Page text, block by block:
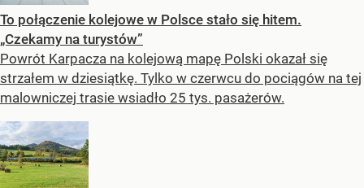
To połączenie kolejowe w Polsce stało się hitem.
„Czekamy na turystów”
Powrót Karpacza na kolejową mapę Polski okazał się
strzałem w dziesiątkę. Tylko w czerwcu do pociągów na tej
malowniczej trasie wsiadło 25 tys. pasażerów.